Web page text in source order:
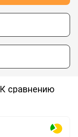
К сравнению